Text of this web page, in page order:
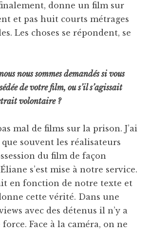
finalement, donne un film sur
et pas huit courts métrages
Les choses se répondent, se
nous sommes demandés si vous
de votre film, ou s’il s’agissait
volontaire ?
mal de films sur la prison. J’ai
que souvent les réalisateurs
du film de façon
s’est mise à notre service.
en fonction de notre texte et
cette vérité. Dans une
avec des détenus il n’y a
Face à la caméra, on ne